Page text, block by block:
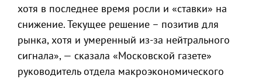
хотя в последнее время росли и «ставки» на
снижение. Текущее решение – позитив для
рынка, хотя и умеренный из-за нейтрального
сигнала», — сказала «Московской газете»
руководитель отдела макроэкономического